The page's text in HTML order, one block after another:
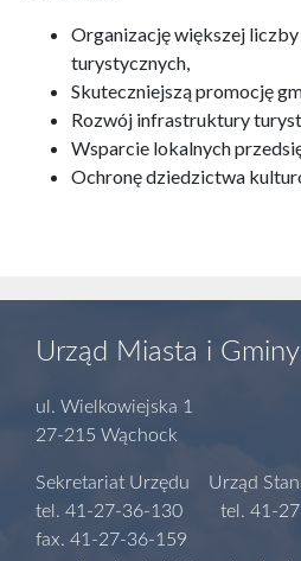
Organizację większej
turystycznych,
Skuteczniejszą promocję
Rozwój infrastruktury
Wsparcie lokalnych
Ochronę dziedzictwa
Urząd Miasta i Gminy
ul. Wielkowiejska 1
27-215 Wąchock
Sekretariat Urzędu Urząd
tel. 41-27-36-130 tel. 41-
fax. 41-27-36-159